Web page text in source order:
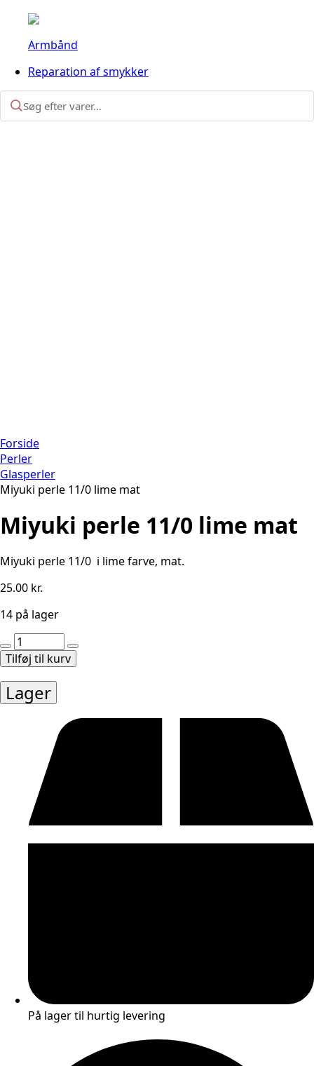
Armbånd
Reparation af smykker
Forside
Perler
Glasperler
Miyuki perle 11/0 lime mat
Miyuki perle 11/0 lime mat
Miyuki perle 11/0 i lime farve, mat.
25.00 kr.
14 på lager
Miyuki
perle
11/0
lime
mat
Tilføj til kurv
Lager
På lager til hurtig levering